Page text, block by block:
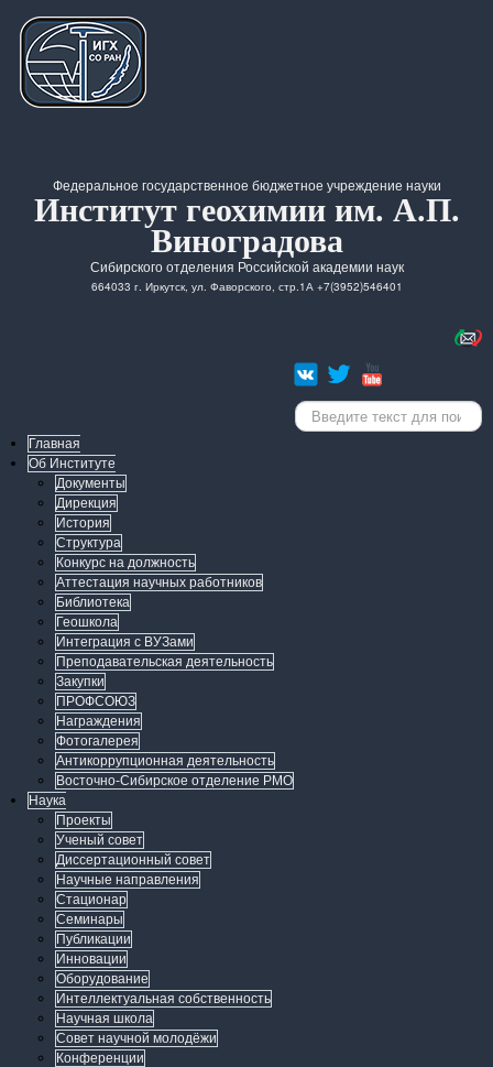
Федеральное государственное бюджетное учреждение науки
Институт геохимии им. А.П.
Виноградова
Сибирского отделения Российской академии наук
664033 г. Иркутск, ул. Фаворского, стр.1А +7(3952)546401
Искать...
Главная
Об Институте
Документы
Дирекция
История
Структура
Конкурс на должность
Аттестация научных работников
Библиотека
Геошкола
Интеграция с ВУЗами
Преподавательская деятельность
Закупки
ПРОФСОЮЗ
Награждения
Фотогалерея
Антикоррупционная деятельность
Восточно-Сибирское отделение РМО
Наука
Проекты
Ученый совет
Диссертационный совет
Научные направления
Стационар
Семинары
Публикации
Инновации
Оборудование
Интеллектуальная собственность
Научная школа
Совет научной молодёжи
Конференции